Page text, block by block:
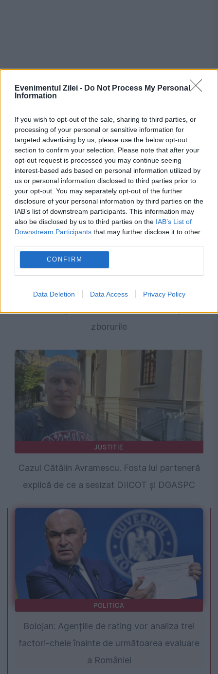
Evenimentul Zilei - Do Not Process My Personal
Information
If you wish to opt-out of the sale, sharing to third parties, or
processing of your personal or sensitive information for
targeted advertising by us, please use the below opt-out
section to confirm your selection. Please note that after your
opt-out request is processed you may continue seeing
interest-based ads based on personal information utilized by
us or personal information disclosed to third parties prior to
your opt-out. You may separately opt-out of the further
disclosure of your personal information by third parties on the
IAB’s list of downstream participants. This information may
also be disclosed by us to third parties on the IAB’s List of
Downstream Participants that may further disclose it to other
CONFIRM
Data Deletion Data Access Privacy Policy
Recomandările noastre
Un aeroport din România a rămas fără
zborurile
JUSTITIE
Cazul Cătălin Avramescu. Fosta lui parteneră
explică de ce a sesizat DIICOT și DGASPC
POLITICA
Bolojan: Agențiile de rating vor analiza trei
factori-cheie înainte de următoarea evaluare
a României